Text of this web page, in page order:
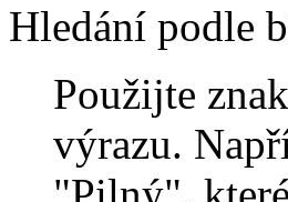
Hledání podle
Použijte znak
výrazu.